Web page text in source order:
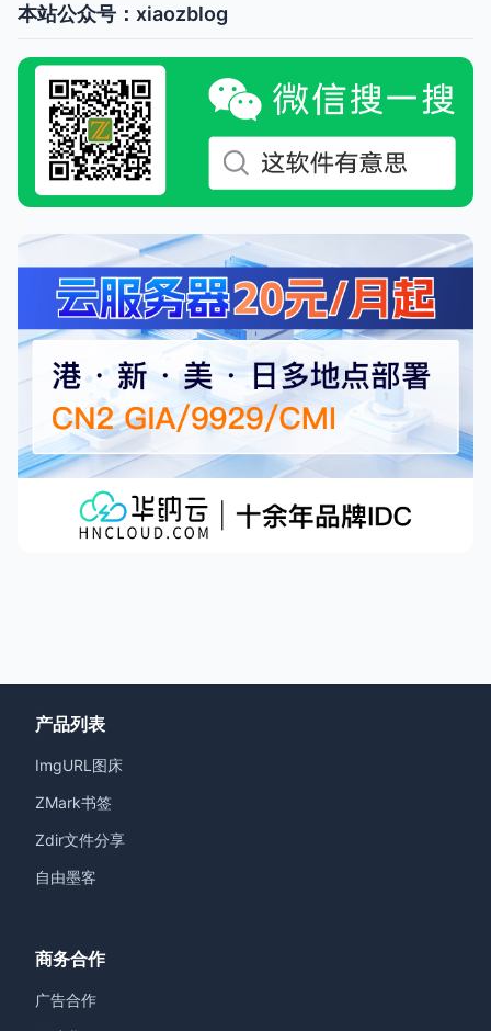
本站公众号：xiaozblog
产品列表
ImgURL图床
ZMark书签
Zdir文件分享
自由墨客
商务合作
广告合作